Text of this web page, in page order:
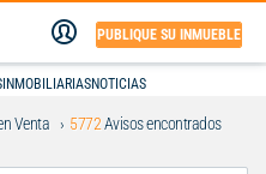
PUBLIQUE SU INMUEBLE
INMOBILIARIASNOTICIAS
Venta 5772Avisos encontrados